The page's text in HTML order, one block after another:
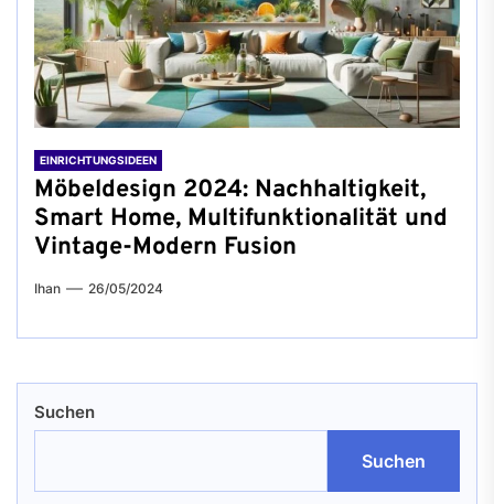
EINRICHTUNGSIDEEN
Möbeldesign 2024: Nachhaltigkeit,
Smart Home, Multifunktionalität und
Vintage-Modern Fusion
Ihan 26/05/2024
Suchen
Suchen